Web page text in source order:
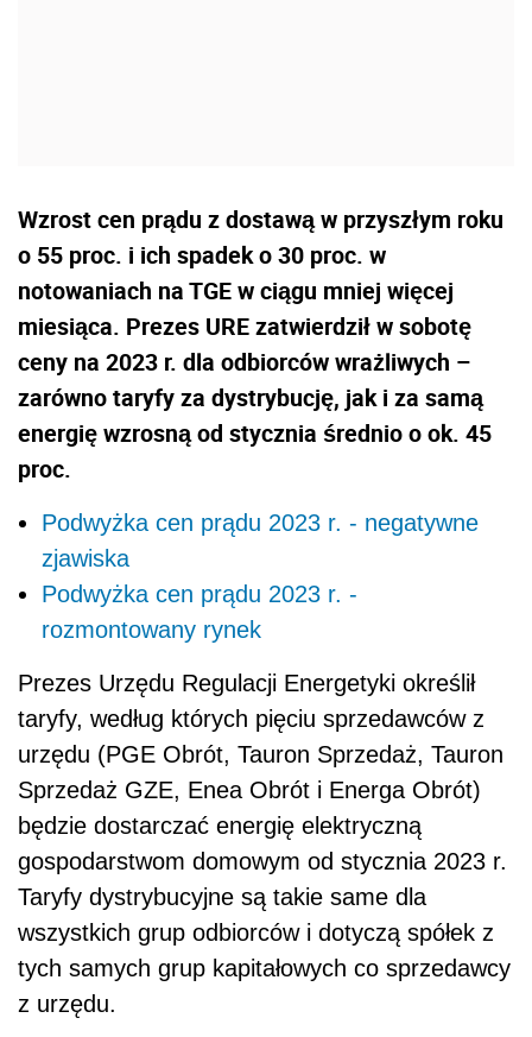
Wzrost cen prądu z dostawą w przyszłym roku
o 55 proc. i ich spadek o 30 proc. w
notowaniach na TGE w ciągu mniej więcej
miesiąca. Prezes URE zatwierdził w sobotę
ceny na 2023 r. dla odbiorców wrażliwych –
zarówno taryfy za dystrybucję, jak i za samą
energię wzrosną od stycznia średnio o ok. 45
proc.
Podwyżka cen prądu 2023 r. - negatywne
zjawiska
Podwyżka cen prądu 2023 r. -
rozmontowany rynek
Prezes Urzędu Regulacji Energetyki określił
taryfy, według których pięciu sprzedawców z
urzędu (PGE Obrót, Tauron Sprzedaż, Tauron
Sprzedaż GZE, Enea Obrót i Energa Obrót)
będzie dostarczać energię elektryczną
gospodarstwom domowym od stycznia 2023 r.
Taryfy dystrybucyjne są takie same dla
wszystkich grup odbiorców i dotyczą spółek z
tych samych grup kapitałowych co sprzedawcy
z urzędu.